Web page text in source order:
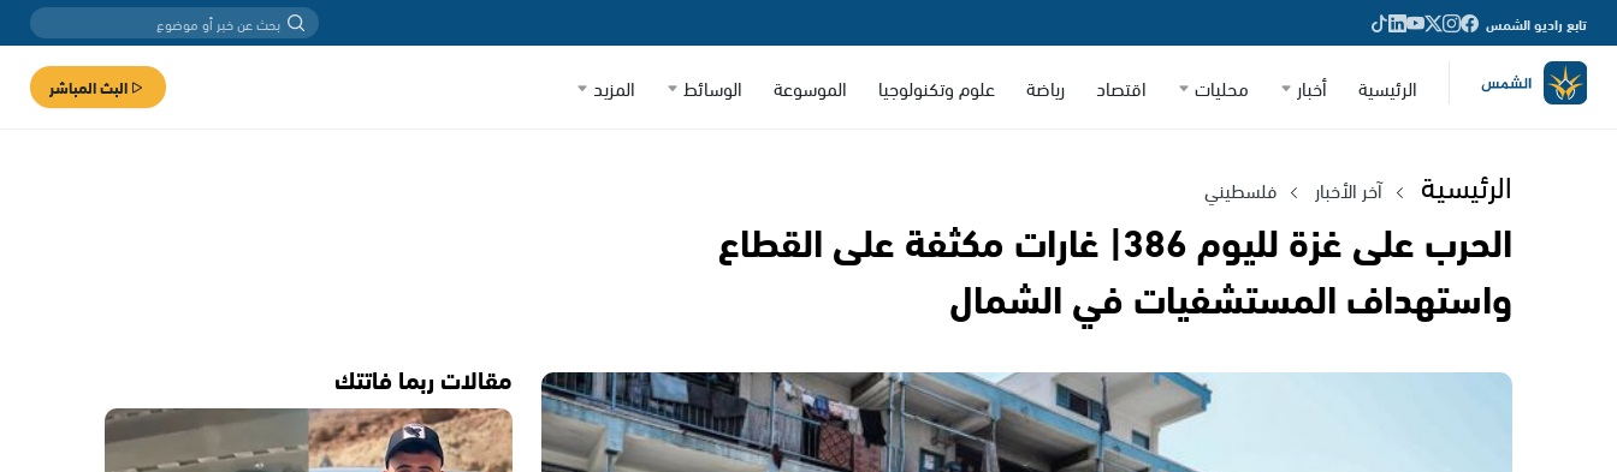
تابع راديو الشمس
الرئيسية أخبار محليات اقتصاد رياضة علوم وتكنولوجيا الموسوعة الوسائط المزيد البث المباشر
الرئيسية آخر الأخبار فلسطيني
الحرب على غزة لليوم 386| غارات مكثفة على القطاع
واستهداف المستشفيات في الشمال
مقالات ربما فاتتك